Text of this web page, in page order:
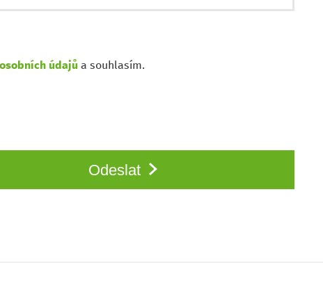
údajů a souhlasím.
Odeslat